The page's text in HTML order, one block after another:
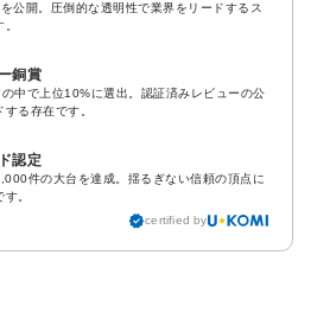
公開。圧倒的な透明性で業界をリードするス
銅賞
中で上位10%に選出。認証済みレビューの公
る存在です。
認定
件の大台を達成。揺るぎない信頼の頂点に
。
certified by